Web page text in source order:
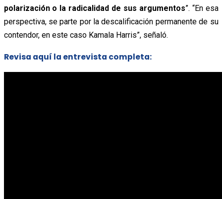
polarización o la radicalidad de sus argumentos”. “En esa
perspectiva, se parte por la descalificación permanente de su
contendor, en este caso Kamala Harris”, señaló.
Revisa aquí la entrevista completa: